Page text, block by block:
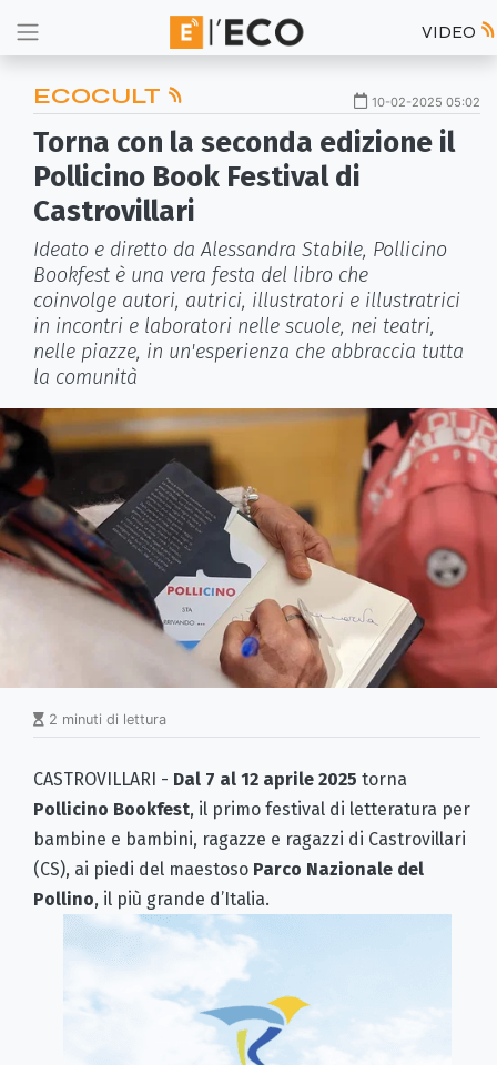
VIDEO
ECOCULT 10-02-2025 05:02
Torna con la seconda edizione il
Pollicino Book Festival di
Castrovillari
Ideato e diretto da Alessandra Stabile, Pollicino
Bookfest è una vera festa del libro che
coinvolge autori, autrici, illustratori e illustratrici
in incontri e laboratori nelle scuole, nei teatri,
nelle piazze, in un'esperienza che abbraccia tutta
la comunità
2 minuti di lettura
CASTROVILLARI - Dal 7 al 12 aprile 2025 torna
Pollicino Bookfest, il primo festival di letteratura per
bambine e bambini, ragazze e ragazzi di Castrovillari
(CS), ai piedi del maestoso Parco Nazionale del
Pollino, il più grande d’Italia.